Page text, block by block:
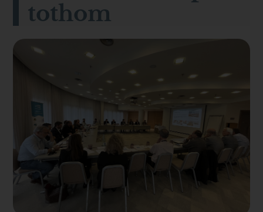
tothom